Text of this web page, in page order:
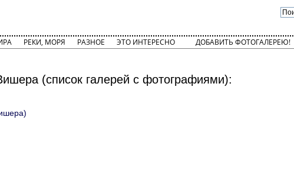
РЕКИ, МОРЯ РАЗНОЕ ЭТО ИНТЕРЕСНО ДОБАВИТЬ ФОТОГАЛЕРЕЮ!
(список галерей с фотографиями):